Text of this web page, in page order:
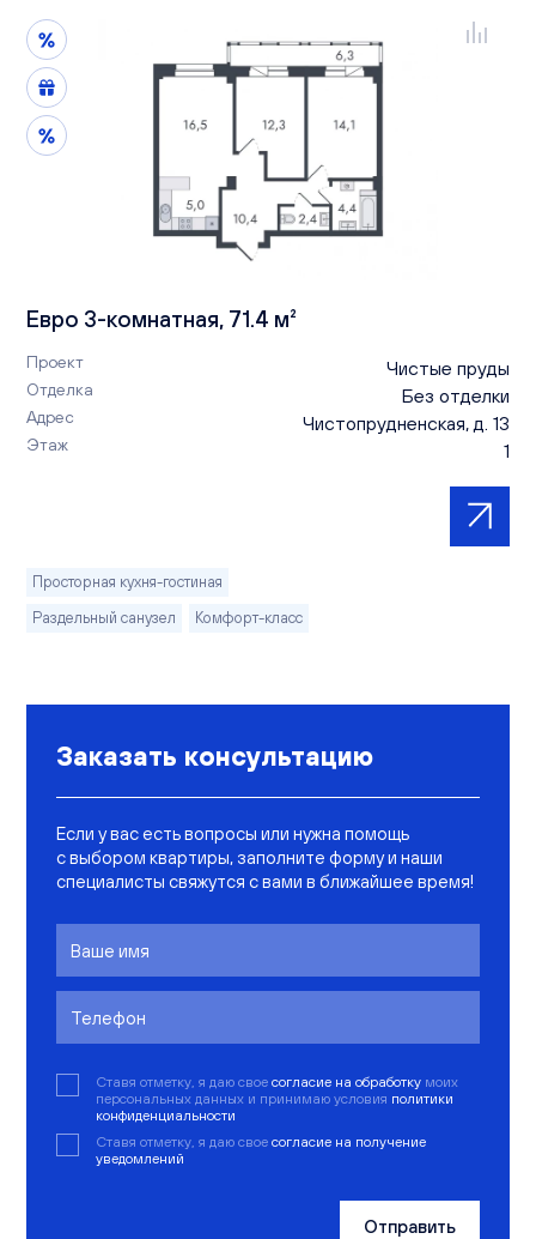
Евро 3-комнатная, 71.4 м²
Проект Чистые пруды
Отделка Без отделки
Адрес Чистопрудненская, д. 13
Этаж 1
Просторная кухня-гостиная
Раздельный санузел
Комфорт-класс
Заказать консультацию
Если у вас есть вопросы или нужна помощь
с выбором квартиры, заполните форму и наши
специалисты свяжутся с вами в ближайшее время!
Ставя отметку, я даю свое согласие на обработку моих
персональных данных и принимаю условия политики
конфиденциальности
Ставя отметку, я даю свое согласие на получение
уведомлений
Отправить